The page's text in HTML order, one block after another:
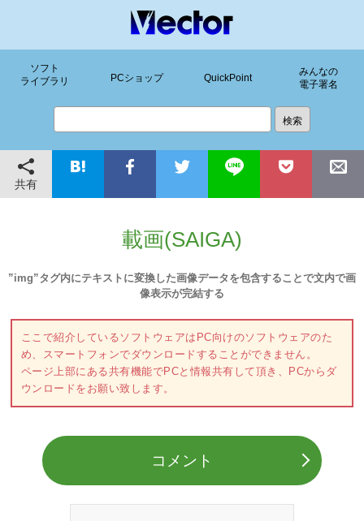
ソフト
ライブラリ
PCショップ QuickPoint
みんなの
電子署名
共有
載画(SAIGA)
”img”タグ内にテキストに変換した画像データを包含することで文内で画
像表示が完結する
ここで紹介しているソフトウェアはPC向けのソフトウェアのた
め、スマートフォンでダウンロードすることができません。
ページ上部にある共有機能でPCと情報共有して頂き、PCからダ
ウンロードをお願い致します。
コメント